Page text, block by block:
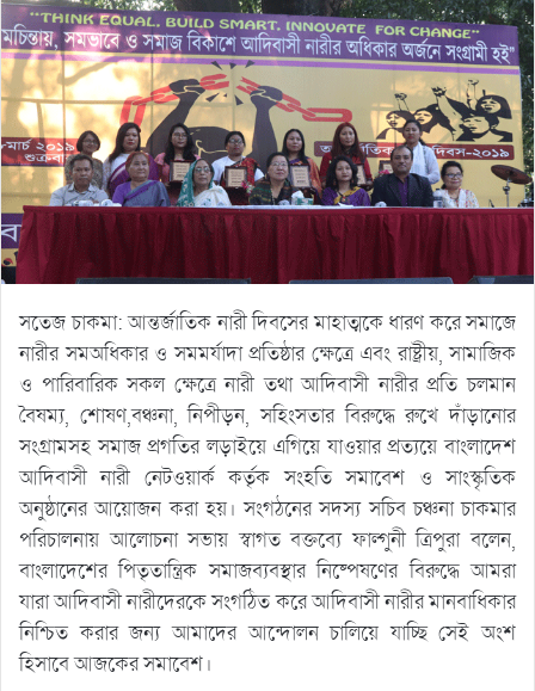
সতেজ চাকমা: আন্তর্জাতিক নারী দিবসের মাহাত্মকে ধারণ করে সমাজে
নারীর সমঅধিকার ও সমমর্যাদা প্রতিষ্ঠার ক্ষেত্রে এবং রাষ্ট্রীয়, সামাজিক
ও পারিবারিক সকল ক্ষেত্রে নারী তথা আদিবাসী নারীর প্রতি চলমান
বৈষম্য, শোষণ,বঞ্চনা, নিপীড়ন, সহিংসতার বিরুদ্ধে রুখে দাঁড়ানোর
সংগ্রামসহ সমাজ প্রগতির লড়াইয়ে এগিয়ে যাওয়ার প্রত্যয়ে বাংলাদেশ
আদিবাসী নারী নেটওয়ার্ক কর্তৃক সংহতি সমাবেশ ও সাংস্কৃতিক
অনুষ্ঠানের আয়োজন করা হয়। সংগঠনের সদস্য সচিব চঞ্চনা চাকমার
পরিচালনায় আলোচনা সভায় স্বাগত বক্তব্যে ফাল্গুনী ত্রিপুরা বলেন,
বাংলাদেশের পিতৃতান্ত্রিক সমাজব্যবস্থার নিষ্পেষণের বিরুদ্ধে আমরা
যারা আদিবাসী নারীদেরকে সংগঠিত করে আদিবাসী নারীর মানবাধিকার
নিশ্চিত করার জন্য আমাদের আন্দোলন চালিয়ে যাচ্ছি সেই অংশ
হিসাবে আজকের সমাবেশ।